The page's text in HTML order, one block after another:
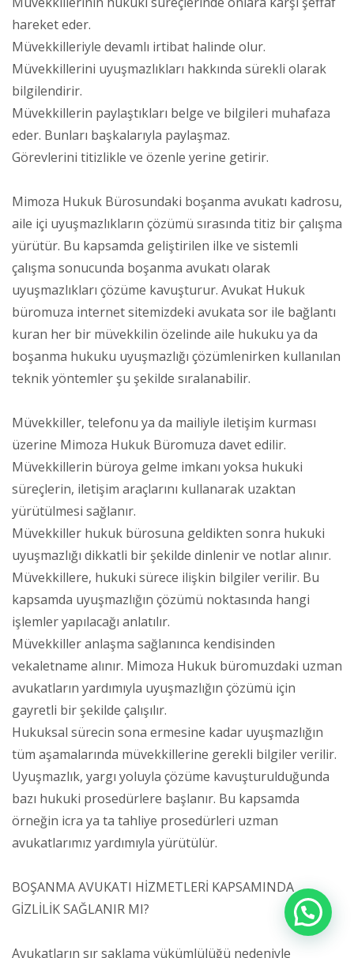
hareket eder.
Müvekkilleriyle devamlı irtibat halinde olur.
Müvekkillerini uyuşmazlıkları hakkında sürekli olarak
bilgilendirir.
Müvekkillerin paylaştıkları belge ve bilgileri muhafaza
eder. Bunları başkalarıyla paylaşmaz.
Görevlerini titizlikle ve özenle yerine getirir.
Mimoza Hukuk Bürosundaki boşanma avukatı kadrosu,
aile içi uyuşmazlıkların çözümü sırasında titiz bir çalışma
yürütür. Bu kapsamda geliştirilen ilke ve sistemli
çalışma sonucunda boşanma avukatı olarak
uyuşmazlıkları çözüme kavuşturur. Avukat Hukuk
büromuza internet sitemizdeki avukata sor ile bağlantı
kuran her bir müvekkilin özelinde aile hukuku ya da
boşanma hukuku uyuşmazlığı çözümlenirken kullanılan
teknik yöntemler şu şekilde sıralanabilir.
Müvekkiller, telefonu ya da mailiyle iletişim kurması
üzerine Mimoza Hukuk Büromuza davet edilir.
Müvekkillerin büroya gelme imkanı yoksa hukuki
süreçlerin, iletişim araçlarını kullanarak uzaktan
yürütülmesi sağlanır.
Müvekkiller hukuk bürosuna geldikten sonra hukuki
uyuşmazlığı dikkatli bir şekilde dinlenir ve notlar alınır.
Müvekkillere, hukuki sürece ilişkin bilgiler verilir. Bu
kapsamda uyuşmazlığın çözümü noktasında hangi
işlemler yapılacağı anlatılır.
Müvekkiller anlaşma sağlanınca kendisinden
vekaletname alınır. Mimoza Hukuk büromuzdaki uzman
avukatların yardımıyla uyuşmazlığın çözümü için
gayretli bir şekilde çalışılır.
Hukuksal sürecin sona ermesine kadar uyuşmazlığın
tüm aşamalarında müvekkillerine gerekli bilgiler verilir.
Uyuşmazlık, yargı yoluyla çözüme kavuşturulduğunda
bazı hukuki prosedürlere başlanır. Bu kapsamda
örneğin icra ya ta tahliye prosedürleri uzman
avukatlarımız yardımıyla yürütülür.
BOŞANMA AVUKATI HİZMETLERİ KAPSAMINDA
GİZLİLİK SAĞLANIR MI?
Avukatların sır saklama yükümlülüğü nedeniyle